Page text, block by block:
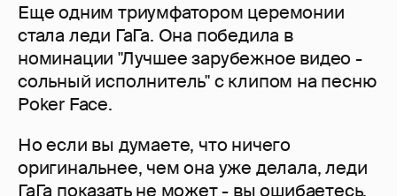
Еще одним триумфатором церемонии
стала леди ГаГа. Она победила в
номинации "Лучшее зарубежное видео -
сольный исполнитель" с клипом на песню
Poker Face.
Но если вы думаете, что ничего
оригинальнее, чем она уже делала, леди
ГаГа показать не может - вы ошибаетесь.